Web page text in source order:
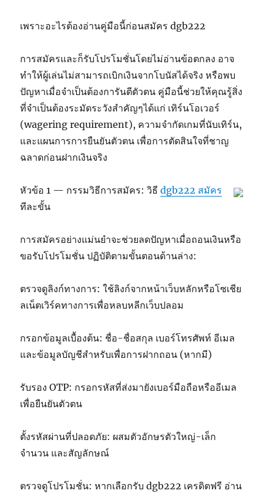
เพราะอะไรต้องอ่านคู่มือนี้ก่อนสมัคร dgb222
การสมัครและก็รับโปรโมชั่นโดยไม่อ่านข้อตกลง อาจ
ทำให้ผู้เล่นไม่สามารถเบิกเงินจากโบนัสได้จริง หรือพบ
ปัญหาเมื่อจำเป็นต้องการันตีตัวตน คู่มือนี้ช่วยให้คุณรู้สิ่ง
ที่จำเป็นต้องระมัดระวังสำคัญๆได้แก่ เทิร์นโอเวอร์
(wagering requirement), ความจำกัดเกมที่นับเทิร์น,
และแผนการการยืนยันตัวตน เพื่อการตัดสินใจที่ชาญ
ฉลาดก่อนฝากเงินจริง
หัวข้อ 1 — กรรมวิธีการสมัคร: วิธีdgb222 สมัคร
ทีละขั้น
การสมัครอย่างแม่นยำจะช่วยลดปัญหาเมื่อถอนเงินหรือ
ขอรับโปรโมชั่น ปฏิบัติตามขั้นตอนด้านล่าง:
ตรวจดูลิงก์ทางการ: ใช้ลิงก์จากหน้าเว็บหลักหรือโซเชีย
ลเน็ตเวิร์คทางการเพื่อหลบหลีกเว็บปลอม
กรอกข้อมูลเบื้องต้น: ชื่อ-ชื่อสกุล เบอร์โทรศัพท์ อีเมล
และข้อมูลบัญชีสำหรับเพื่อการฝากถอน (หากมี)
รับรอง OTP: กรอกรหัสที่ส่งมายังเบอร์มือถือหรืออีเมล
เพื่อยืนยันตัวตน
ตั้งรหัสผ่านที่ปลอดภัย: ผสมตัวอักษรตัวใหญ่-เล็ก
จำนวน และสัญลักษณ์
ตรวจดูโปรโมชั่น: หากเลือกรับ dgb222 เครดิตฟรี อ่าน